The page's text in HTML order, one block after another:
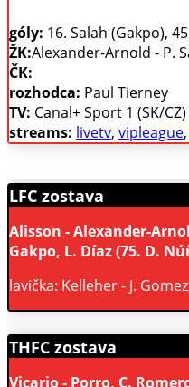
góly: 16. Salah (Gakpo),
ŽK:Alexander-Arnold - P.
ČK:
rozhodca: Paul Tierney
TV: Canal+ Sport 1 (SK/CZ)
streams: livetv, vipleague,
LFC zostava
Alisson - Alexander-
Gakpo, L. Díaz (75. D.
lavička: Kelleher - J.
THFC zostava
Vicario - Porro, C.